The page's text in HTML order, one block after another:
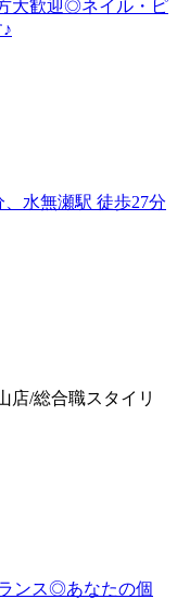
大歓迎◎ネイル・ピ
水無瀬駅 徒歩27分
/総合職スタイリ
ンス◎あなたの個